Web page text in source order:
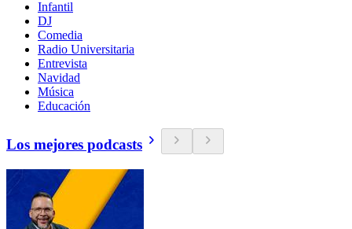
Infantil
DJ
Comedia
Radio Universitaria
Entrevista
Navidad
Música
Educación
Los mejores podcasts